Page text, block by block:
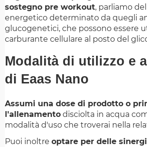
sostegno pre workout, parliamo
energetico determinato da quegli
glucogenetici, che possono essere
carburante cellulare al posto del
Modalità di utilizzo e
di Eaas Nano
Assumi una dose di prodotto o
l'allenamento disciolta in acqua
modalità d'uso che troverai nella
Puoi inoltre optare per delle